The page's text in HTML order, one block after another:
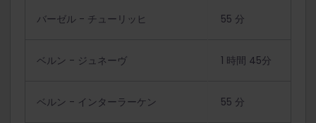
バーゼル - チューリッヒ 55 分
ベルン - ジュネーヴ 1 時間 45分
ベルン - インターラーケン 55 分